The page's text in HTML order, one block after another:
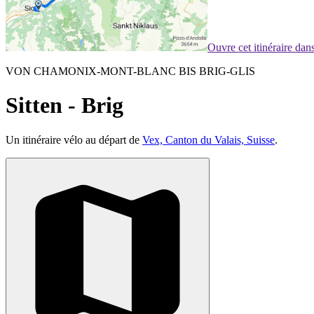
Ouvre cet itinéraire
VON CHAMONIX-MONT-BLANC BIS BRIG-GLIS
Sitten - Brig
Un itinéraire vélo au départ de Vex, Canton du Valais, Suisse.